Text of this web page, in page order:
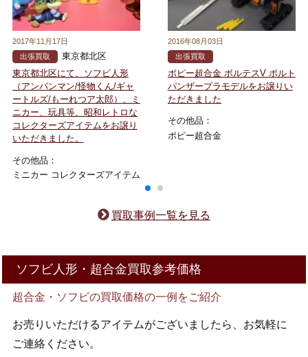
2017年11月17日
出張買取
東京都北区
東京都北区にて、ソフビ人形
（アンパンマン/怪物くん/ギャ
ートルズ/もーれつア太郎）、ミ
ニカー、玩具等、昭和レトロな
コレクターズアイテムをお譲り
いただきました。
その他品：
ミニカー コレクターズアイテム
2016年08月03日
出張買取
ポピー超合金 ボルテスV ボルト
パンザープラモデルをお譲りい
ただきました
その他品：
ポピー超合金
買取事例一覧を見る
ソフビ人形・超合金買取参考価格
超合金・ソフビの買取価格の一例をご紹介
お売りいただけるアイテムがございましたら、お気軽に
ご連絡ください。